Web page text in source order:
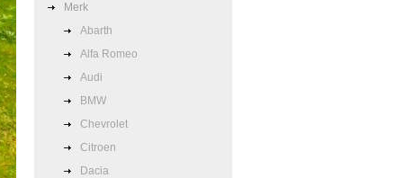
Merk
Abarth
Alfa Romeo
Audi
BMW
Chevrolet
Citroen
Dacia